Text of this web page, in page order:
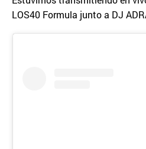
LOS40 Formula junto a DJ